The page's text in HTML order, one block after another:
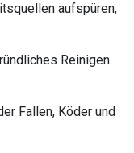
aufspüren,
Reinigen
Fallen, Köder und